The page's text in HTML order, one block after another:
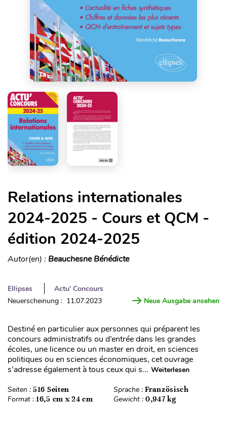
Relations internationales
2024-2025 - Cours et QCM -
édition 2024-2025
Autor(en) : Beauchesne Bénédicte
Ellipses
Actu' Concours
Neuerscheinung : 11.07.2023
Neue Ausgabe ansehen
Destiné en particulier aux personnes qui préparent les
concours administratifs ou d’entrée dans les grandes
écoles, une licence ou un master en droit, en sciences
politiques ou en sciences économiques, cet ouvrage
s’adresse également à tous ceux qui s... Weiterlesen
Seiten : 516 Seiten Sprache : Französisch
Format : 16,5 cm x 24 cm Gewicht : 0,947 kg